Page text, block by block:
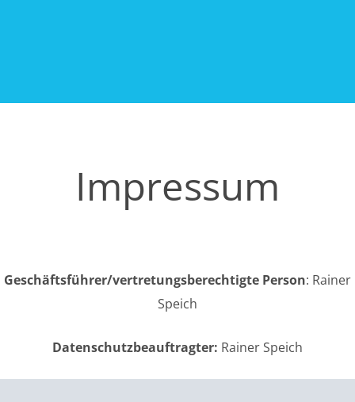
Impressum
Geschäftsführer/vertretungsberechtigte Person: Rainer
Speich
Datenschutzbeauftragter: Rainer Speich